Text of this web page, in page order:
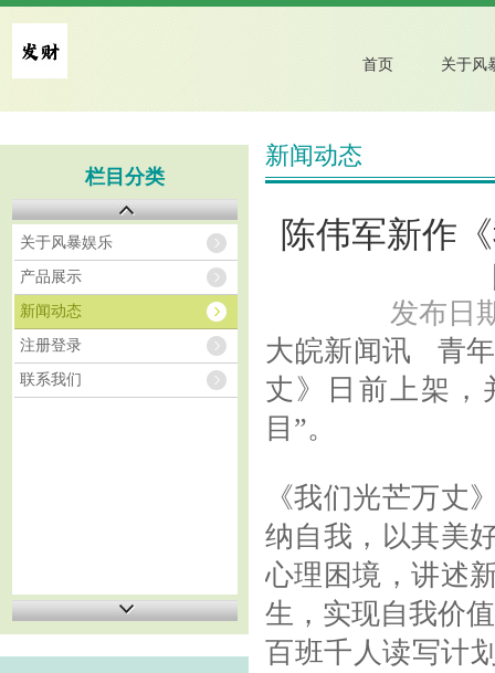
首页
栏目分类
关于风暴娱乐
产品展示
新闻动态
注册登录
联系我们
新闻动态
陈伟军新作
发布日
大皖新闻讯 青年
丈》日前上架，
目”。
《我们光芒万丈
纳自我，以其美
心理困境，讲述
生，实现自我价
百班千人读写计